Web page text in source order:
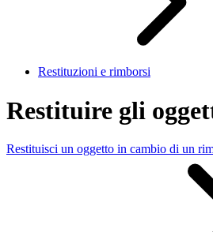
Restituzioni e rimborsi
Restituire gli
Restituisci un oggetto in cambio di un